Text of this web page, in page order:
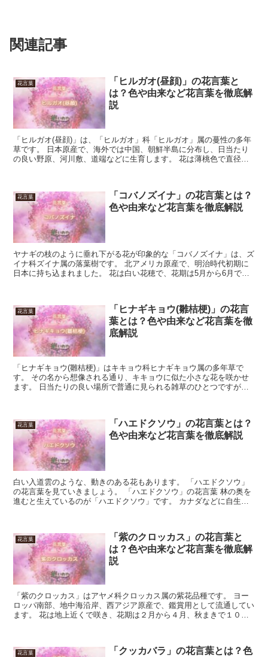
関連記事
花言葉
「ヒルガオ(昼顔)」の花言葉と
は？色や由来など花言葉を徹底解
説
「ヒルガオ(昼顔)」は、「ヒルガオ」科「ヒルガオ」属の蔓性の多年
草です。 日本原産で、海外では中国、朝鮮半島に分布し、日当たり
の良い野原、河川敷、道端などに生育します。 花は薄桃色で直径
花言葉
「コバノズイナ」の花言葉とは？
色や由来など花言葉を徹底解説
ヤナギの枝のように垂れ下がる花が印象的な「コバノズイナ」は、ズ
イナ科ズイナ属の落葉樹です。 北アメリカ原産で、明治時代初期に
日本に持ち込まれました。 花は白い花穂で、花期は5月から6月で
花言葉
「ヒナギキョウ(雛桔梗)」の花言
葉とは？色や由来など花言葉を徹
底解説
「ヒナギキョウ(雛桔梗)」はキキョウ科ヒナギキョウ属の多年草で
す。 その名から想像される通り、キキョウに似た小さな花を咲かせ
ます。 日当たりの良い場所で普通に見られる雑草のひとつですが、
花言葉
「ハエドクソウ」の花言葉とは？
色や由来など花言葉を徹底解説
白い入道雲のような、動きのある花もあります。 「ハエドクソウ」
の花言葉を見ていきましょう。 「ハエドクソウ」の花言葉 林の奥を
進むと生えているのが「ハエドクソウ」です。 カナダなどに自生し
花言葉
「紫のクロッカス」の花言葉と
は？色や由来など花言葉を徹底解
説
「紫のクロッカス」はアヤメ科クロッカス属の紫花品種です。 ヨー
ロッパ南部、地中海沿岸、西アジア原産で、鑑賞用として流通してい
ます。 花は地上近くで咲き、花期は２月から４月、秋まきで１０月
花言葉
「クッカバラ」の花言葉とは？色